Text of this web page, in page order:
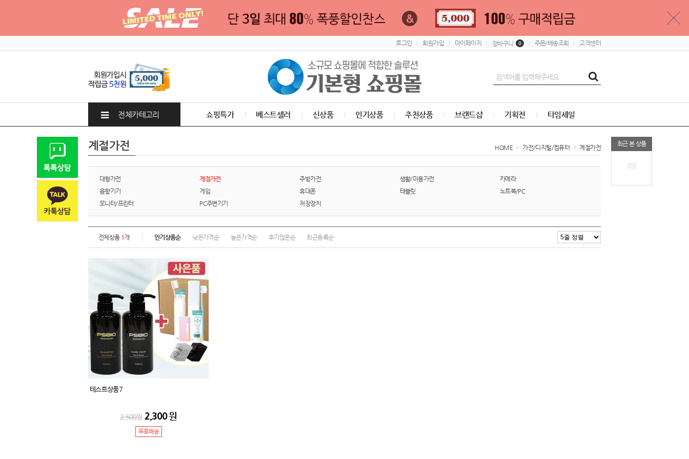
로그인 회원가입 마이페이지 장바구니 0 주문/배송조회 고객센터
전체카테고리 쇼핑특가 베스트셀러 신상품 인기상품 추천상품 브랜드샵 기획전 타임세일
최근 본 상품
없음
계절가전 HOME 가전/디지털/컴퓨터 계절가전
대형가전 계절가전 주방가전 생활/미용가전
카메라
음향기기
게임 휴대폰 태블릿
노트북/PC
모니터/프린터
PC주변기기 저장장치
전체상품 1개 인기상품순 낮은가격순 높은가격순 후기많은순 최근등록순
테스트상품7
2,500원 2,300원
무료배송